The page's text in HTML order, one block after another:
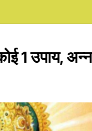
1 उपाय,